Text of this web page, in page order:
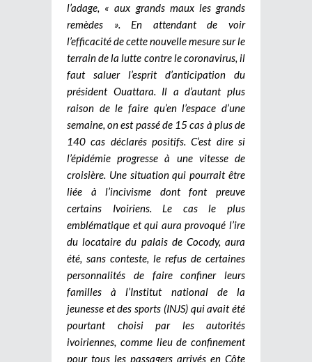
l’adage, « aux grands maux les grands
remèdes ». En attendant de voir
l’efficacité de cette nouvelle mesure sur le
terrain de la lutte contre le coronavirus, il
faut saluer l’esprit d’anticipation du
président Ouattara. Il a d’autant plus
raison de le faire qu’en l’espace d’une
semaine, on est passé de 15 cas à plus de
140 cas déclarés positifs. C’est dire si
l’épidémie progresse à une vitesse de
croisière. Une situation qui pourrait être
liée à l’incivisme dont font preuve
certains Ivoiriens. Le cas le plus
emblématique et qui aura provoqué l’ire
du locataire du palais de Cocody, aura
été, sans conteste, le refus de certaines
personnalités de faire confiner leurs
familles à l’Institut national de la
jeunesse et des sports (INJS) qui avait été
pourtant choisi par les autorités
ivoiriennes, comme lieu de confinement
pour tous les passagers arrivés en Côte